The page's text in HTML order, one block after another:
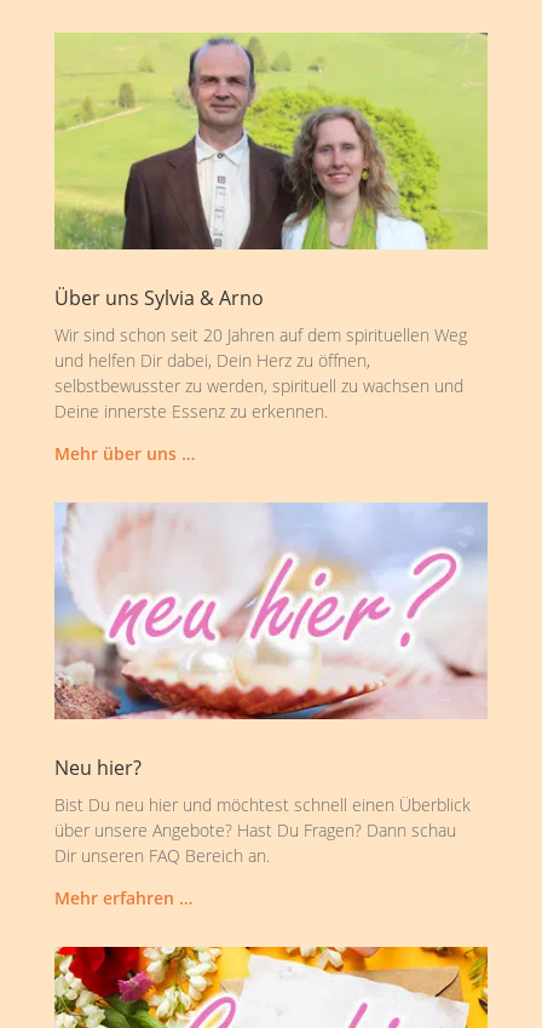
Über uns Sylvia & Arno
Wir sind schon seit 20 Jahren auf dem spirituellen Weg
und helfen Dir dabei, Dein Herz zu öffnen,
selbstbewusster zu werden, spirituell zu wachsen und
Deine innerste Essenz zu erkennen.
Mehr über uns …
Neu hier?
Bist Du neu hier und möchtest schnell einen Überblick
über unsere Angebote? Hast Du Fragen? Dann schau
Dir unseren FAQ Bereich an.
Mehr erfahren …